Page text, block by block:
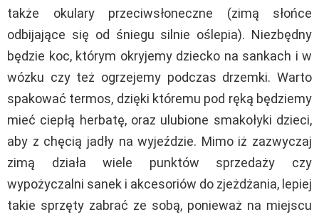
także okulary przeciwsłoneczne (zimą słońce
odbijające się od śniegu silnie oślepia). Niezbędny
będzie koc, którym okryjemy dziecko na sankach i w
wózku czy też ogrzejemy podczas drzemki. Warto
spakować termos, dzięki któremu pod ręką będziemy
mieć ciepłą herbatę, oraz ulubione smakołyki dzieci,
aby z chęcią jadły na wyjeździe. Mimo iż zazwyczaj
zimą działa wiele punktów sprzedaży czy
wypożyczalni sanek i akcesoriów do zjeżdżania, lepiej
takie sprzęty zabrać ze sobą, ponieważ na miejscu